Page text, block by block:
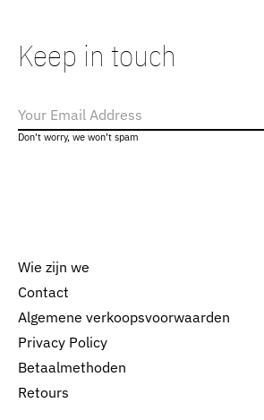
Keep in touch
Don’t worry, we won’t spam
Wie zijn we
Contact
Algemene verkoopsvoorwaarden
Privacy Policy
Betaalmethoden
Retours